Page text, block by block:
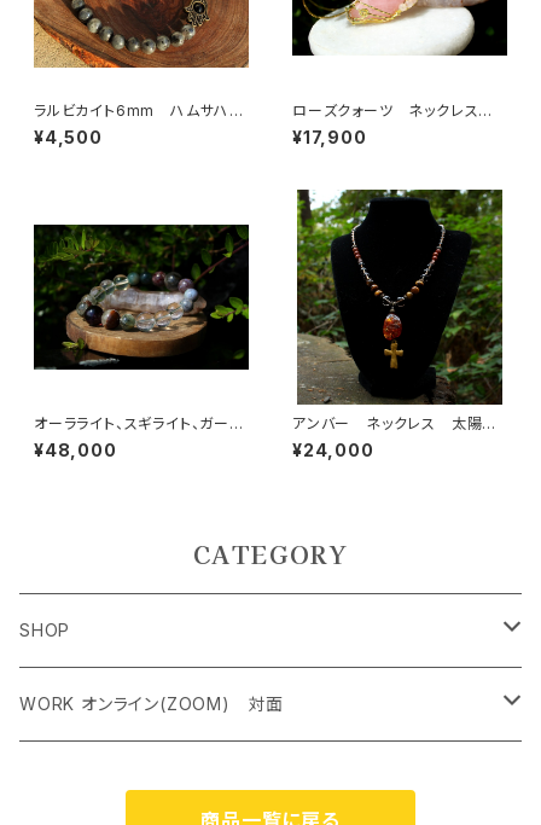
ラルビカイト6mm ハムサハン
ド
¥4,500
ローズクォーツ ネックレス
慈愛、優しさ、和やかさ、女性性、
恋愛に絶大な効果
¥17,900
オーラライト、スギライト、ガーデ
ンクォーツ 高次と繋がり、覚
醒、肉体の健康を守る
¥48,000
アンバー ネックレス 太陽の
エネルギーで神秘の力を目覚め
させる
¥24,000
CATEGORY
SHOP
ペンダントトップ＜レアストーン＞
WORK オンライン(ZOOM) 対面
商品一覧に戻る